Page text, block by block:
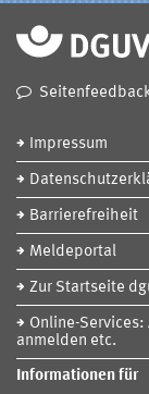
Impressum
Barrierefreiheit
Meldeportal
Zur Startseite
Online-
anmelden etc.
Informationen für